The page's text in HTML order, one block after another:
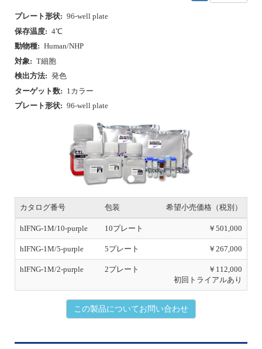
プレート形状: 96-well plate
保存温度: 4℃
動物種: Human/NHP
対象: T細胞
検出方法: 発色
ターゲット数: 1カラー
プレート形状: 96-well plate
e
v
i
o
s
e
t
カタログ番号 包装 希望小売価格（税別）
hIFNG-1M/10-purple 10プレート ￥501,000
hIFNG-1M/5-purple 5プレート ￥267,000
hIFNG-1M/2-purple 2プレート
￥112,000
初回トライアルあり
この製品についてお問い合わせ